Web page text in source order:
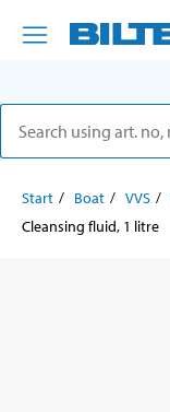
Start Boat VVS
Cleansing fluid, 1 litre